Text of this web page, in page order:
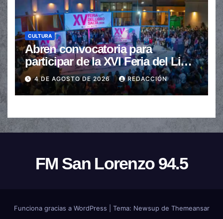
CULTURA
Abren convocatoria para
participar de la XVI Feria del Libro
de Salta
4 DE AGOSTO DE 2026 REDACCIÓN
FM San Lorenzo 94.5
Funciona gracias a WordPress Tema: Newsupde Themeansar